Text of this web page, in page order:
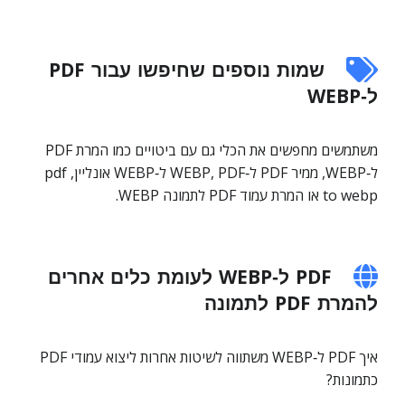
שמות נוספים שחיפשו עבור PDF
ל‑WEBP
משתמשים מחפשים את הכלי גם עם ביטויים כמו המרת PDF
ל‑WEBP, ממיר PDF ל‑WEBP, PDF ל‑WEBP אונליין, pdf
to webp או המרת עמוד PDF לתמונה WEBP.
PDF ל‑WEBP לעומת כלים אחרים
להמרת PDF לתמונה
איך PDF ל‑WEBP משתווה לשיטות אחרות ליצוא עמודי PDF
כתמונות?